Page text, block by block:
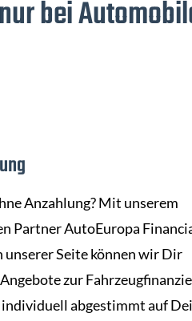
bei
Anzahlung? Mit unserem
Partner AutoEuropa
unserer Seite können wir Dir
zur
abgestimmt auf